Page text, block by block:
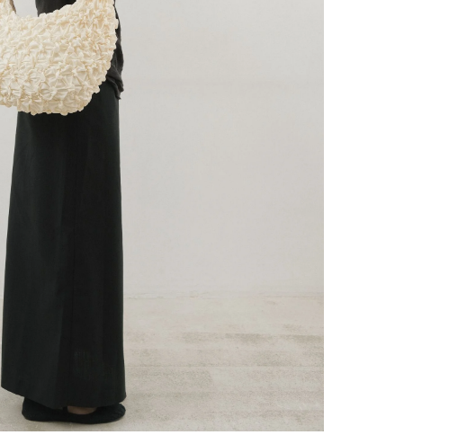
СПРОЕКТИРОВАНО NON-OBJECTIVE